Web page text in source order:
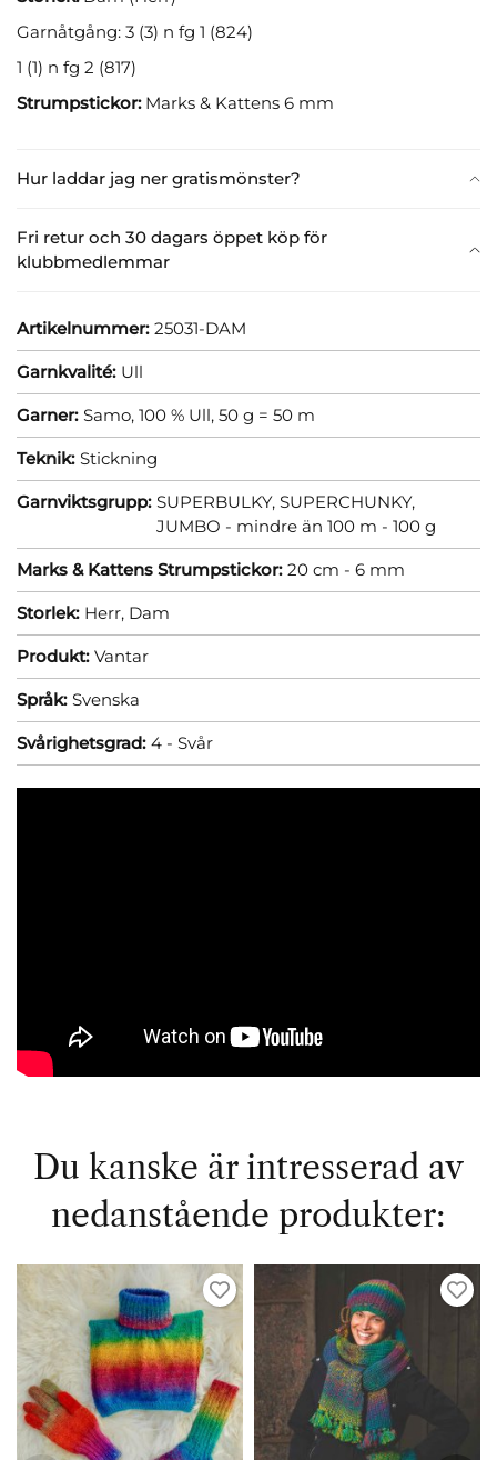
Hur laddar jag ner gratismönster?
Fri retur och 30 dagars öppet köp för
klubbmedlemmar
Garnåtgång: 3 (3) n fg 1 (824)
1 (1) n fg 2 (817)
Strumpstickor:Marks & Kattens 6 mm
Artikelnummer: 25031-DAM
Garnkvalité: Ull
Garner: Samo, 100 % Ull, 50 g = 50 m
Teknik: Stickning
Garnviktsgrupp: SUPERBULKY, SUPERCHUNKY,
JUMBO - mindre än 100 m - 100 g
Marks & Kattens Strumpstickor: 20 cm - 6 mm
Storlek: Herr, Dam
Produkt: Vantar
Språk: Svenska
Svårighetsgrad: 4 - Svår
Du kanske är intresserad av
nedanstående produkter: